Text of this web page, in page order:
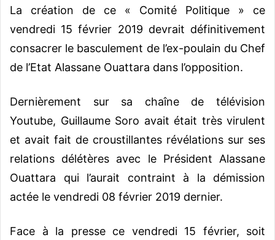
La création de ce « Comité Politique » ce
vendredi 15 février 2019 devrait définitivement
consacrer le basculement de l’ex-poulain du Chef
de l’Etat Alassane Ouattara dans l’opposition.
Dernièrement sur sa chaîne de télévision
Youtube, Guillaume Soro avait était très virulent
et avait fait de croustillantes révélations sur ses
relations délétères avec le Président Alassane
Ouattara qui l’aurait contraint à la démission
actée le vendredi 08 février 2019 dernier.
Face à la presse ce vendredi 15 février, soit